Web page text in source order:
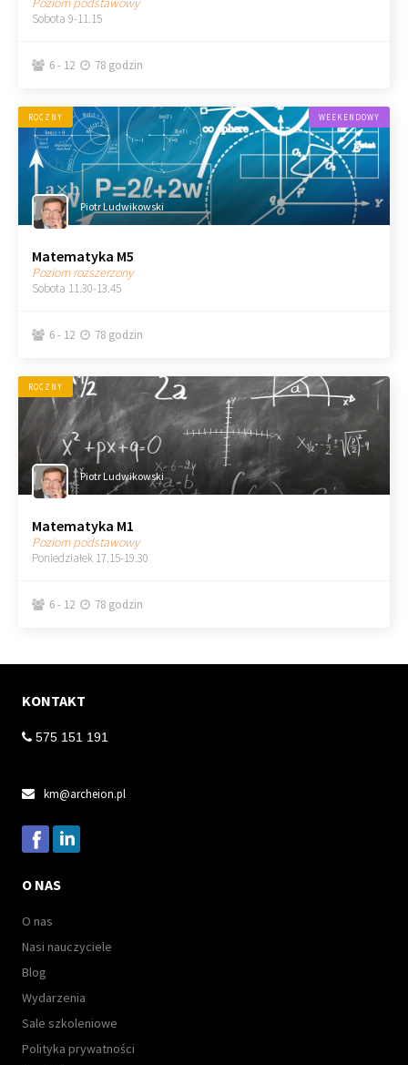
Sobota 9-11.15
 6 - 12  78 godzin
WEEKENDOWY
ROCZNY
Piotr Ludwikowski
Matematyka M5
Poziom rozszerzony
Sobota 11.30-13.45
 6 - 12  78 godzin
ROCZNY
Piotr Ludwikowski
Matematyka M1
Poziom podstawowy
Poniedziałek 17.15-19.30
 6 - 12  78 godzin
KONTAKT
 575 151 191
 km@archeion.pl
O NAS
O nas
Nasi nauczyciele
Blog
Wydarzenia
Sale szkoleniowe
Polityka prywatności